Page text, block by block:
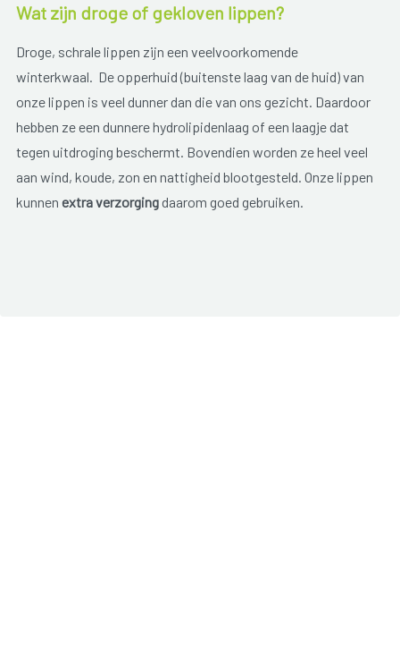
Wat zijn droge of gekloven lippen?
Droge, schrale lippen zijn een veelvoorkomende
winterkwaal. De opperhuid (buitenste laag van de huid) van
onze lippen is veel dunner dan die van ons gezicht. Daardoor
hebben ze een dunnere hydrolipidenlaag of een laagje dat
tegen uitdroging beschermt. Bovendien worden ze heel veel
aan wind, koude, zon en nattigheid blootgesteld. Onze lippen
kunnen extra verzorgingdaarom goed gebruiken.